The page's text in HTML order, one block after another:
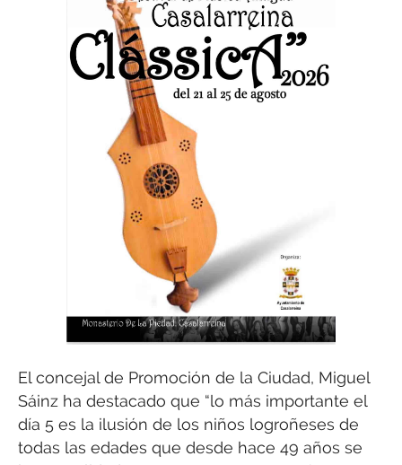
El concejal de Promoción de la Ciudad, Miguel
Sáinz ha destacado que “lo más importante el
día 5 es la ilusión de los niños logroñeses de
todas las edades que desde hace 49 años se